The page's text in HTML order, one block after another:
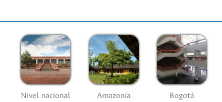
Nivel nacional Amazonía Bogotá